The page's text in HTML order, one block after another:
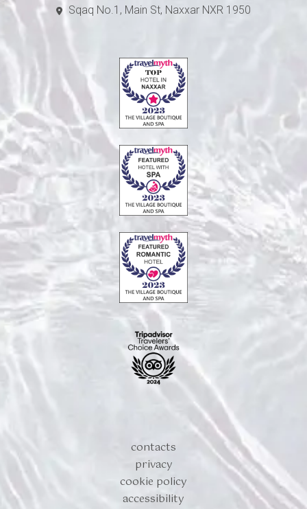
Sqaq No.1, Main St, Naxxar NXR 1950
contacts
privacy
cookie policy
accessibility